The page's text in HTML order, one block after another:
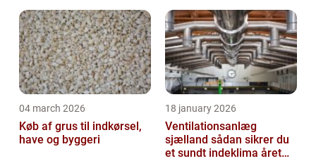
04 march 2026
Køb af grus til indkørsel,
have og byggeri
18 january 2026
Ventilationsanlæg
sjælland sådan sikrer du
et sundt indeklima året